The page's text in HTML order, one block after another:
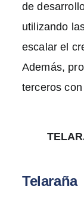
de
utilizando
escalar el
Además,
terceros
Telaraña